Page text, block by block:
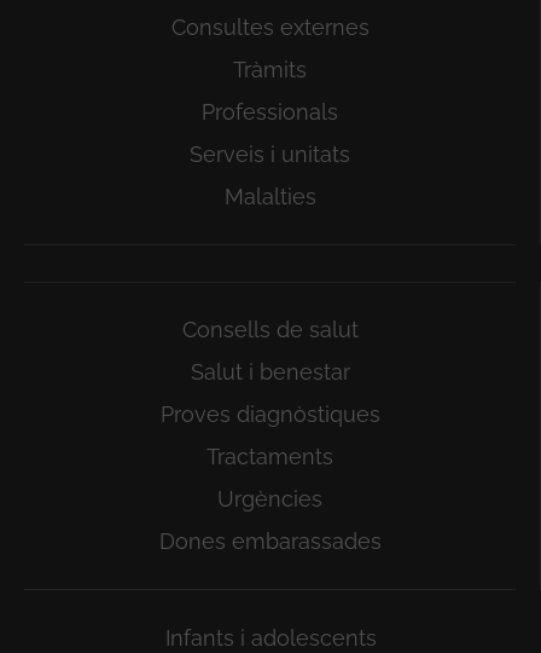
Consultes externes
Tràmits
Professionals
Serveis i unitats
Malalties
Consells de salut
Salut i benestar
Proves diagnòstiques
Tractaments
Urgències
Dones embarassades
Infants i adolescents